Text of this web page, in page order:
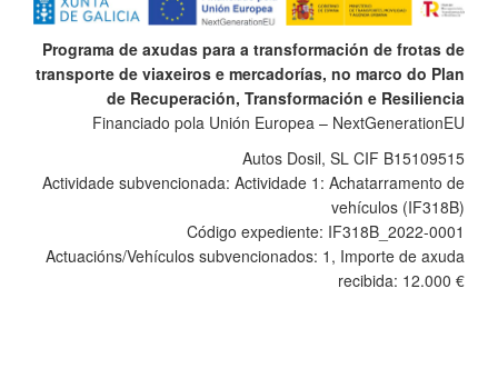
Programa de axudas para a transformación de frotas de
transporte de viaxeiros e mercadorías, no marco do Plan
de Recuperación, Transformación e Resiliencia
Financiado pola Unión Europea – NextGenerationEU
Autos Dosil, SL CIF B15109515
Actividade subvencionada: Actividade 1: Achatarramento de
vehículos (IF318B)
Código expediente: IF318B_2022-0001
Actuacións/Vehículos subvencionados: 1, Importe de axuda
recibida: 12.000 €